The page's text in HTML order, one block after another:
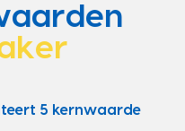
5 kernwaarde